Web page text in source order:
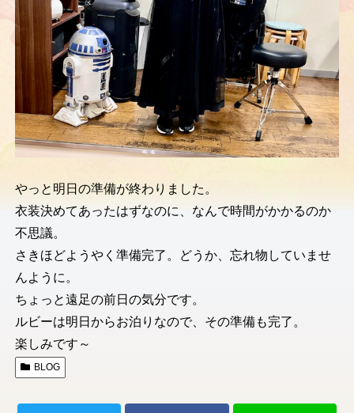
やっと明日の準備が終わりました。
衣装決めてあったはずなのに、なんで時間がかかるのか
不思議。
さきほどようやく準備完了。どうか、忘れ物していませ
んように。
ちょっと遠足の前日の気分です。
ルビーは明日からお泊りなので、その準備も完了。
楽しみです～
BLOG